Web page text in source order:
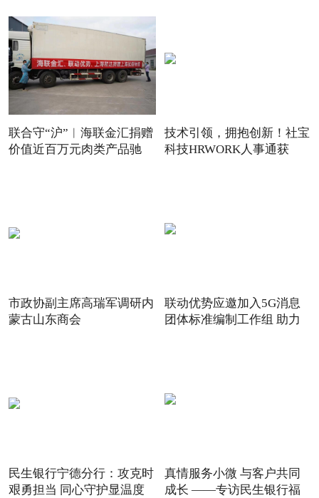
联合守“沪”︱海联金汇捐赠
价值近百万元肉类产品驰
技术引领，拥抱创新！社宝
科技HRWORK人事通获
市政协副主席高瑞军调研内
蒙古山东商会
联动优势应邀加入5G消息
团体标准编制工作组 助力
民生银行宁德分行：攻克时
艰勇担当 同心守护显温度
真情服务小微 与客户共同
成长 ——专访民生银行福